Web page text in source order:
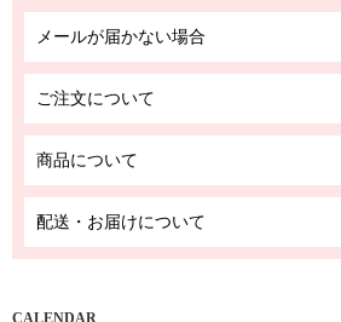
メールが届かない場合
ご注文について
商品について
配送・お届けについて